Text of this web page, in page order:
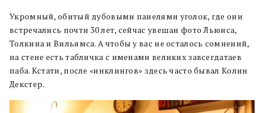
Укромный, обитый дубовыми панелями уголок, где они
встречались почти 30 лет, сейчас увешан фото Льюиса,
Толкина и Вильямса. А чтобы у вас не осталось сомнений,
на стене есть табличка с именами великих завсегдатаев
паба. Кстати, после «инклингов» здесь часто бывал Колин
Декстер.